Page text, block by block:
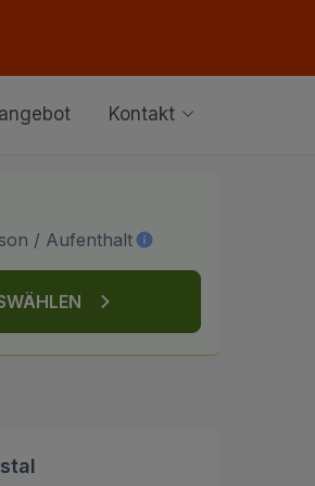
Kontakt
/ Aufenthalt